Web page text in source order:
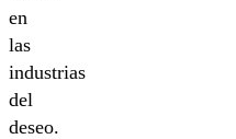
en
las
industrias
del
deseo.